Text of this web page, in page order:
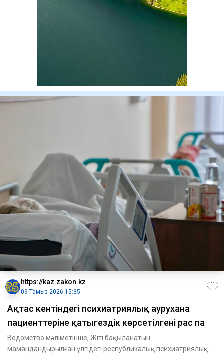
https://kaz.zakon.kz
09 Тамыз 2026 15:35
Ақтас кентіндегі психиатриялық аурухана
пациенттеріне қатыгездік көрсетілгені рас па
Ведомство мәліметінше, Жіті бақыланатын
мамандандырылған үлгідегі республикалық психиатриялық